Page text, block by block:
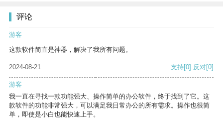
评论
游客
这款软件简直是神器，解决了我所有问题。
2024-08-21 支持[0] 反对[0]
游客
我一直在寻找一款功能强大、操作简单的办公软件，终于找到了它。这
款软件的功能非常强大，可以满足我日常办公的所有需求。操作也很简
单，即使是小白也能快速上手。